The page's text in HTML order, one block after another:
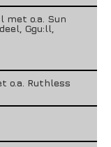
met o.a. Sun
Ggu:ll,
o.a. Ruthless